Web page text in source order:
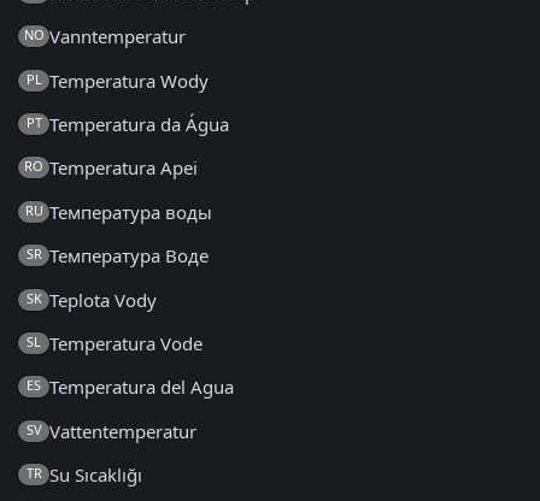
NO Vanntemperatur
PL Temperatura Wody
PT Temperatura da Água
RO Temperatura Apei
RU Температура воды
SR Температура Воде
SK Teplota Vody
SL Temperatura Vode
ES Temperatura del Agua
SV Vattentemperatur
TR Su Sıcaklığı